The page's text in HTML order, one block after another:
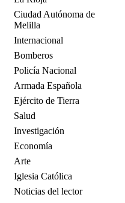
Ciudad Autónoma de
Melilla
Internacional
Bomberos
Policía Nacional
Armada Española
Ejército de Tierra
Salud
Investigación
Economía
Arte
Iglesia Católica
Noticias del lector